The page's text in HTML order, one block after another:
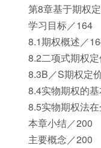
第8章基于期权
学习目标／164
8.1期权概述／
8.2二项式期权
8.3B／S期权定
8.4实物期权的
8.5实物期权法
本章小结／200
主要概念／200